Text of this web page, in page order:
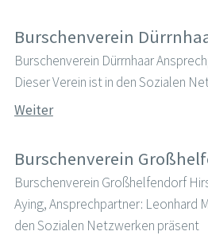
Burschenverein
Burschenverein Dürrnhaar
Dieser Verein ist in den Sozialen
Weiter
Burschenverein
Burschenverein Großhelfendorf
Aying, Ansprechpartner: Leonhard
den Sozialen Netzwerken präsent